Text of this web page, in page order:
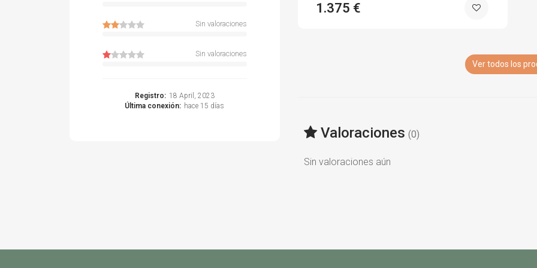
Sin valoraciones
Sin valoraciones
Registro: 18 April, 2023
Última conexión: hace 15 días
1.375 €
Ver todos los
Valoraciones (0)
Sin valoraciones aún